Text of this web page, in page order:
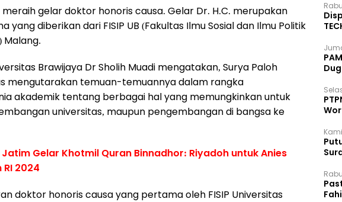
gelar doktor honoris causa. Gelar Dr. H.C. merupakan
yang diberikan dari FISIP UB (Fakultas Ilmu Sosial dan Ilmu Politik
Malang.
Brawijaya Dr Sholih Muadi mengatakan, Surya Paloh
mengutarakan temuan-temuannya dalam rangka
akademik tentang berbagai hal yang memungkinkan untuk
universitas, maupun pengembangan di bangsa ke
Jatim Gelar Khotmil Quran Binnadhor: Riyadoh untuk Anies
2024
doktor honoris causa yang pertama oleh FISIP Universitas